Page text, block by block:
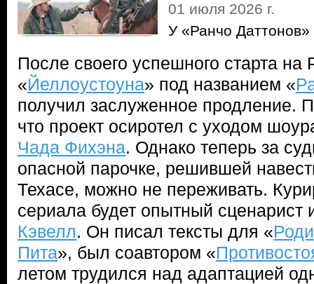
01 июля 2026 г.
У «Ранчо
После своего успешного старта
«Йеллоустоуна» под названием «
получил заслуженное продление.
что проект осиротел с уходом
Чада Фихэна. Однако теперь за
опасной парочке, решившей
Техасе, можно не переживать.
сериала будет опытный
Кэвелл. Он писал тексты для «
Пита», был соавтором «
летом трудился над адаптацией